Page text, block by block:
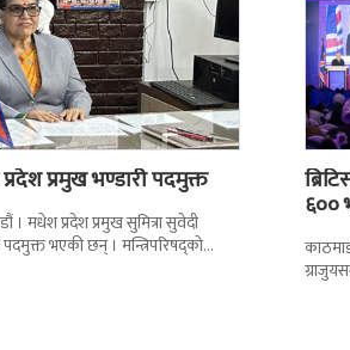
प्रमुख भण्डारी पदमुक्त
। मधेश प्रदेश प्रमुख सुमित्रा सुवेदी
पदमुक्त भएकी छन् । मन्त्रिपरिषद्को
६००